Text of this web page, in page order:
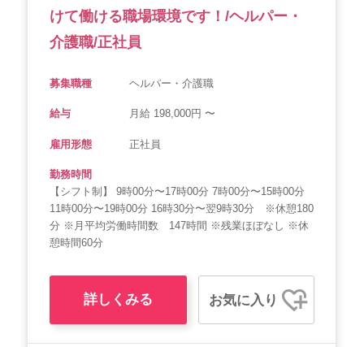
けて働ける職場環境です！/ヘルパー・
介護職/正社員
募集職種 ヘルパー・介護職
給与 月給 198,000円 〜
雇用形態 正社員
勤務時間
【シフト制】 9時00分〜17時00分 7時00分〜15時00分
11時00分〜19時00分 16時30分〜翌9時30分 ※休憩180
分 ※月平均労働時間数 147時間 ※残業ほぼなし ※休
憩時間60分
詳しくみる お気に入り